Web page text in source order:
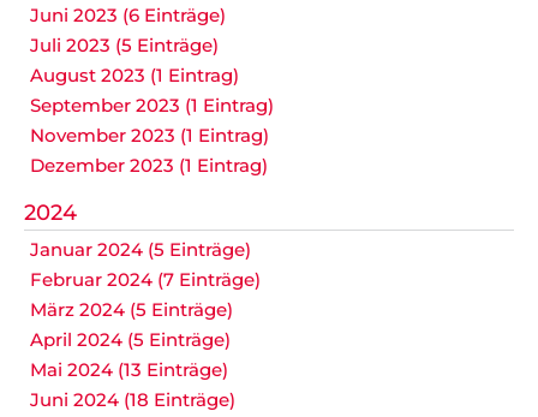
Juni 2023 (6 Einträge)
Juli 2023 (5 Einträge)
August 2023 (1 Eintrag)
September 2023 (1 Eintrag)
November 2023 (1 Eintrag)
Dezember 2023 (1 Eintrag)
2024
Januar 2024 (5 Einträge)
Februar 2024 (7 Einträge)
März 2024 (5 Einträge)
April 2024 (5 Einträge)
Mai 2024 (13 Einträge)
Juni 2024 (18 Einträge)